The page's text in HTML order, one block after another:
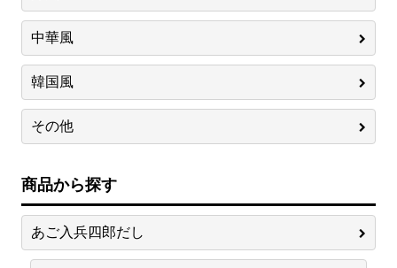
中華風
韓国風
その他
商品から探す
あご入兵四郎だし